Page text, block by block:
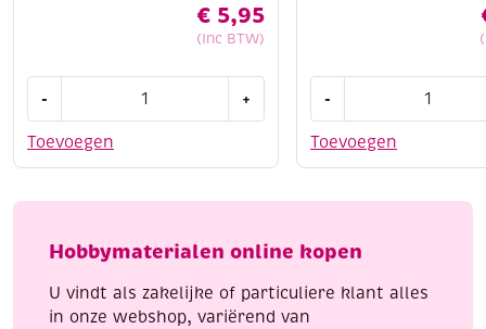
€ 5,95
(Inc BTW)
Toevoegen
-
do
Uilen
+
Toevoegen
-
to
kleurplaat,
aantal
Hobbymaterialen online kopen
U vindt als zakelijke of particuliere klant alles
in onze webshop, variërend van